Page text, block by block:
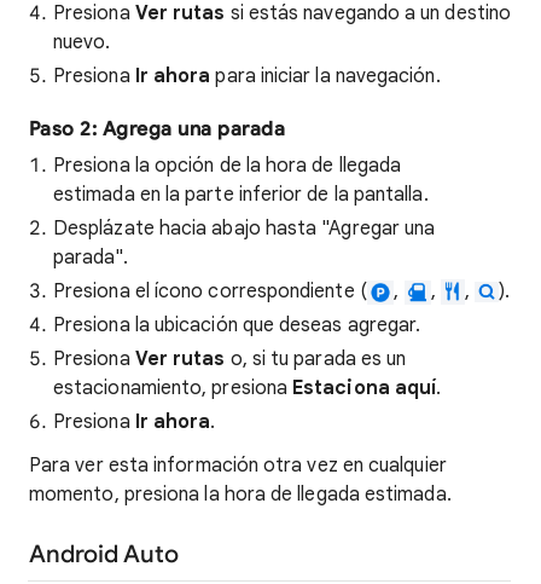
Presiona Ver rutas si estás navegando a un destino
nuevo.
Presiona Ir ahora para iniciar la navegación.
Paso 2: Agrega una parada
Presiona la opción de la hora de llegada
estimada en la parte inferior de la pantalla.
Desplázate hacia abajo hasta "Agregar una
parada".
Presiona el ícono correspondiente (
, , ,
).
Presiona la ubicación que deseas agregar.
Presiona Ver rutas o, si tu parada es un
estacionamiento, presiona Estaciona aquí.
Presiona Ir ahora.
Para ver esta información otra vez en cualquier
momento, presiona la hora de llegada estimada.
Android Auto